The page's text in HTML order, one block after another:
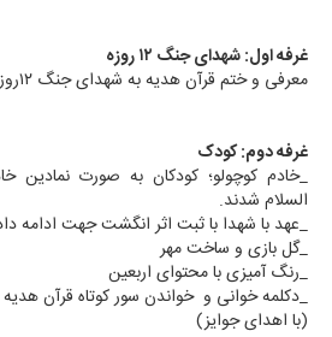
غرفه اول: شهدای جنگ ۱۲ روزه
معرفی و ختم قرآن هدیه به شهدای جنگ ۱۲روزه
غرفه دوم: کودک
_خادم کوچولو؛ کودکان به صورت نمادین
السلام شدند.
_عهد با شهدا با ثبت اثر انگشت جهت ادامه
_گل بازی و ساخت مهر
_رنگ آمیزی با محتوای اربعین
_دکلمه خوانی و خواندن سور کوتاه قرآن هدیه
(با اهدای جوایز)